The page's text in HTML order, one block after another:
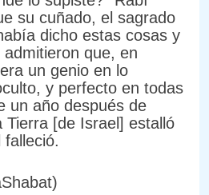
su cuñado, el sagrado
dicho estas cosas y
admitieron que, en
un genio en lo
y perfecto en todas
un año después de
Tierra [de Israel] estalló
falleció.